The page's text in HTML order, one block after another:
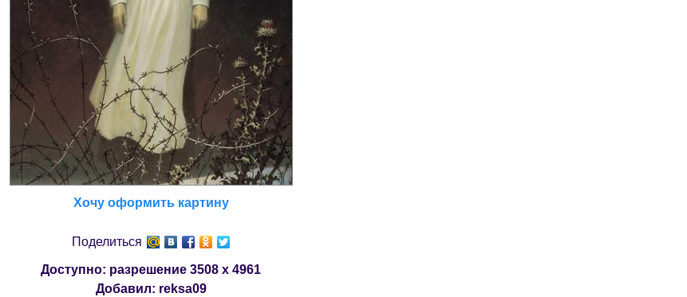
Хочу оформить картину
Поделиться
Доступно: разрешение 3508 x 4961
Добавил: reksa09